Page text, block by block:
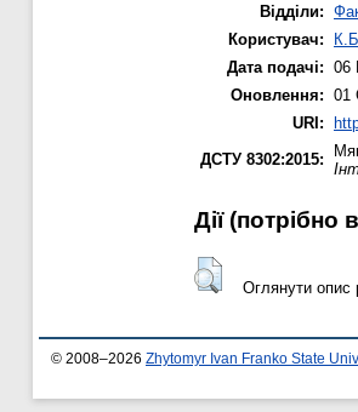
Відділи:
Користувач:
Дата подачі: 06
Оновлення: 01
URI:
ДСТУ 8302:2015:
Дії ​​(потрібно
Оглянути опис
© 2008–2026 Zhytomyr Ivan Franko State